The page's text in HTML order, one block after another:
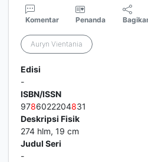
Komentar Penanda
Auryn Vientania
Edisi
-
ISBN/ISSN
9786022204831
Deskripsi Fisik
274 hlm, 19 cm
Judul Seri
-